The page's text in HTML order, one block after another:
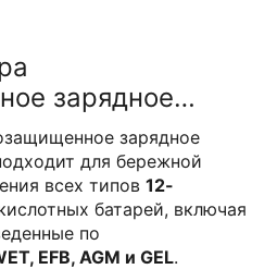
зарядное
StartEasy C8A-
зарядное
для бережной
всех типов 12-
батарей, включая
по
EFB, AGM и GEL.